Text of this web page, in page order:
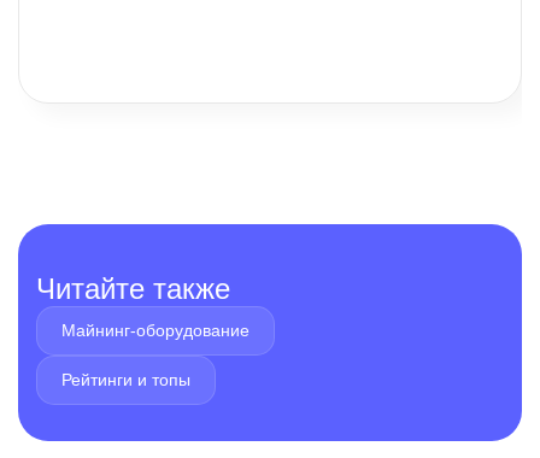
Читайте также
Майнинг-оборудование
Рейтинги и топы